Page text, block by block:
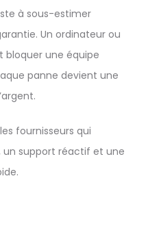
à sous-estimer
Un ordinateur ou
bloquer une équipe
panne devient une
fournisseurs qui
un support réactif et une